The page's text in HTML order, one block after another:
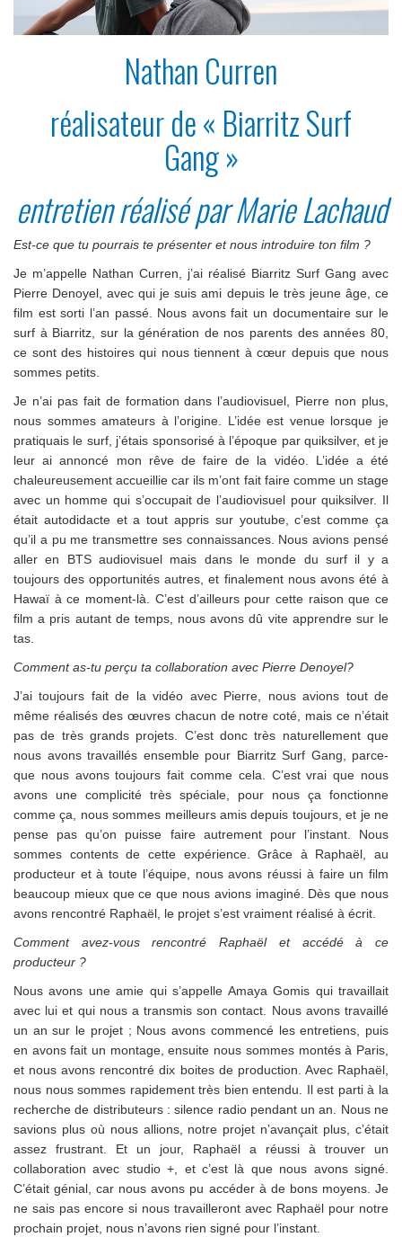
Nathan Curren
réalisateur de « Biarritz Surf
Gang »
entretien réalisé par Marie Lachaud
Est-ce que tu pourrais te présenter et nous introduire ton film ?
Je m’appelle Nathan Curren, j’ai réalisé Biarritz Surf Gang avec
Pierre Denoyel, avec qui je suis ami depuis le très jeune âge, ce
film est sorti l’an passé. Nous avons fait un documentaire sur le
surf à Biarritz, sur la génération de nos parents des années 80,
ce sont des histoires qui nous tiennent à cœur depuis que nous
sommes petits.
Je n’ai pas fait de formation dans l’audiovisuel, Pierre non plus,
nous sommes amateurs à l’origine. L’idée est venue lorsque je
pratiquais le surf, j’étais sponsorisé à l’époque par quiksilver, et je
leur ai annoncé mon rêve de faire de la vidéo. L’idée a été
chaleureusement accueillie car ils m’ont fait faire comme un stage
avec un homme qui s’occupait de l’audiovisuel pour quiksilver. Il
était autodidacte et a tout appris sur youtube, c’est comme ça
qu’il a pu me transmettre ses connaissances. Nous avions pensé
aller en BTS audiovisuel mais dans le monde du surf il y a
toujours des opportunités autres, et finalement nous avons été à
Hawaï à ce moment-là. C’est d’ailleurs pour cette raison que ce
film a pris autant de temps, nous avons dû vite apprendre sur le
tas.
Comment as-tu perçu ta collaboration avec Pierre Denoyel?
J’ai toujours fait de la vidéo avec Pierre, nous avions tout de
même réalisés des œuvres chacun de notre coté, mais ce n’était
pas de très grands projets. C’est donc très naturellement que
nous avons travaillés ensemble pour Biarritz Surf Gang, parce-
que nous avons toujours fait comme cela. C’est vrai que nous
avons une complicité très spéciale, pour nous ça fonctionne
comme ça, nous sommes meilleurs amis depuis toujours, et je ne
pense pas qu’on puisse faire autrement pour l’instant. Nous
sommes contents de cette expérience. Grâce à Raphaël, au
producteur et à toute l’équipe, nous avons réussi à faire un film
beaucoup mieux que ce que nous avions imaginé. Dès que nous
avons rencontré Raphaël, le projet s’est vraiment réalisé à écrit.
Comment avez-vous rencontré Raphaël et accédé à ce
producteur ?
Nous avons une amie qui s’appelle Amaya Gomis qui travaillait
avec lui et qui nous a transmis son contact. Nous avons travaillé
un an sur le projet ; Nous avons commencé les entretiens, puis
en avons fait un montage, ensuite nous sommes montés à Paris,
et nous avons rencontré dix boites de production. Avec Raphaël,
nous nous sommes rapidement très bien entendu. Il est parti à la
recherche de distributeurs : silence radio pendant un an. Nous ne
savions plus où nous allions, notre projet n’avançait plus, c’était
assez frustrant. Et un jour, Raphaël a réussi à trouver un
collaboration avec studio +, et c’est là que nous avons signé.
C’était génial, car nous avons pu accéder à de bons moyens. Je
ne sais pas encore si nous travailleront avec Raphaël pour notre
prochain projet, nous n’avons rien signé pour l’instant.